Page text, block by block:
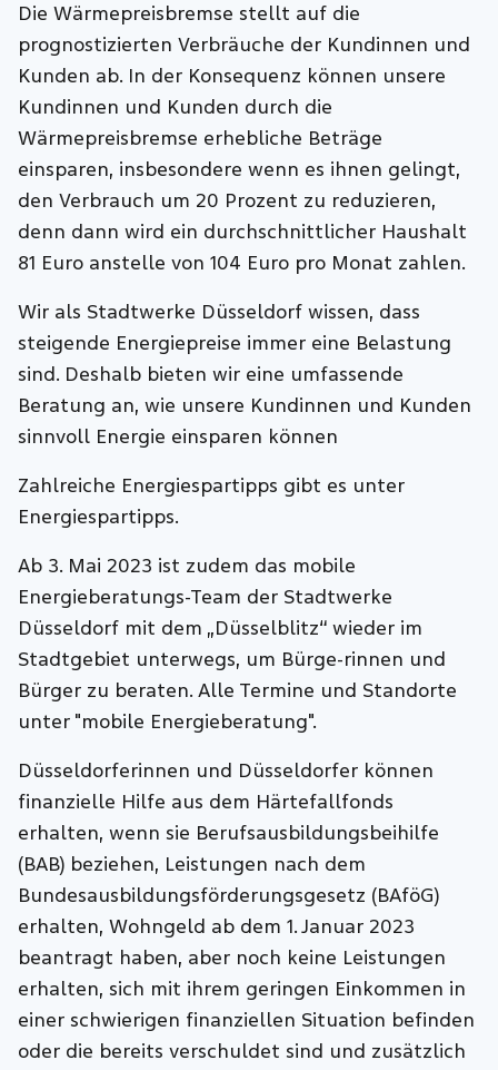
Die Wärmepreisbremse stellt auf die
prognostizierten Verbräuche der Kundinnen und
Kunden ab. In der Konsequenz können unsere
Kundinnen und Kunden durch die
Wärmepreisbremse erhebliche Beträge
einsparen, insbesondere wenn es ihnen gelingt,
den Verbrauch um 20 Prozent zu reduzieren,
denn dann wird ein durchschnittlicher Haushalt
81 Euro anstelle von 104 Euro pro Monat zahlen.
Wir als Stadtwerke Düsseldorf wissen, dass
steigende Energiepreise immer eine Belastung
sind. Deshalb bieten wir eine umfassende
Beratung an, wie unsere Kundinnen und Kunden
sinnvoll Energie einsparen können
Zahlreiche Energiespartipps gibt es unter
Energiespartipps.
Ab 3. Mai 2023 ist zudem das mobile
Energieberatungs-Team der Stadtwerke
Düsseldorf mit dem „Düsselblitz“ wieder im
Stadtgebiet unterwegs, um Bürge-rinnen und
Bürger zu beraten. Alle Termine und Standorte
unter "mobile Energieberatung".
Düsseldorferinnen und Düsseldorfer können
finanzielle Hilfe aus dem Härtefallfonds
erhalten, wenn sie Berufsausbildungsbeihilfe
(BAB) beziehen, Leistungen nach dem
Bundesausbildungsförderungsgesetz (BAföG)
erhalten, Wohngeld ab dem 1. Januar 2023
beantragt haben, aber noch keine Leistungen
erhalten, sich mit ihrem geringen Einkommen in
einer schwierigen finanziellen Situation befinden
oder die bereits verschuldet sind und zusätzlich